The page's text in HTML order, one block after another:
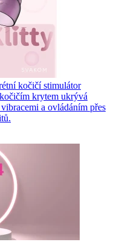
kočičí stimulátor
krytem ukrývá
a ovládáním přes